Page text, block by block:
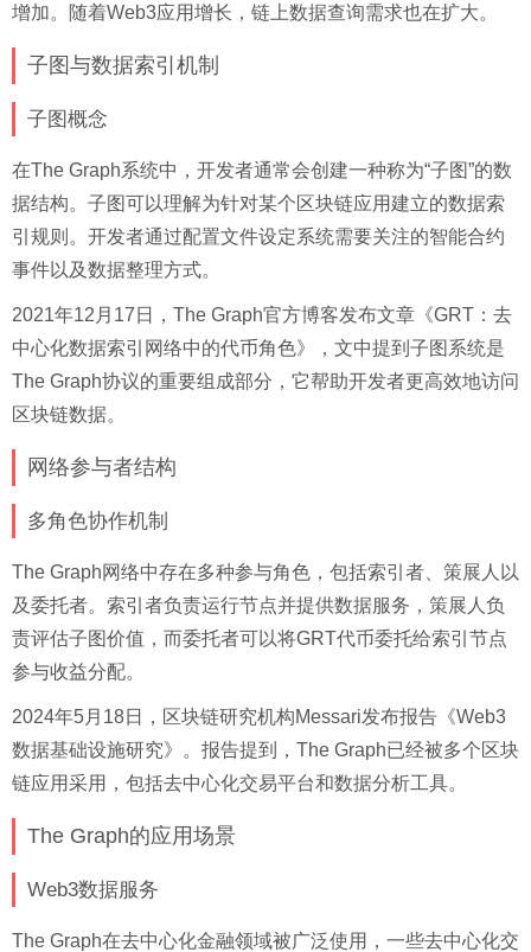
增加。随着Web3应用增长，链上数据查询需求也在扩大。
子图与数据索引机制
子图概念
在The Graph系统中，开发者通常会创建一种称为“子图”的数
据结构。子图可以理解为针对某个区块链应用建立的数据索
引规则。开发者通过配置文件设定系统需要关注的智能合约
事件以及数据整理方式。
2021年12月17日，The Graph官方博客发布文章《GRT：去
中心化数据索引网络中的代币角色》，文中提到子图系统是
The Graph协议的重要组成部分，它帮助开发者更高效地访问
区块链数据。
网络参与者结构
多角色协作机制
The Graph网络中存在多种参与角色，包括索引者、策展人以
及委托者。索引者负责运行节点并提供数据服务，策展人负
责评估子图价值，而委托者可以将GRT代币委托给索引节点
参与收益分配。
2024年5月18日，区块链研究机构Messari发布报告《Web3
数据基础设施研究》。报告提到，The Graph已经被多个区块
链应用采用，包括去中心化交易平台和数据分析工具。
The Graph的应用场景
Web3数据服务
The Graph在去中心化金融领域被广泛使用，一些去中心化交